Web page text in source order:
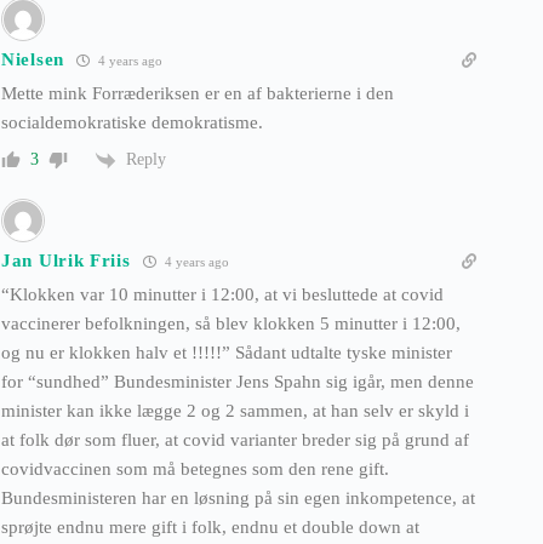
Nielsen 4 years ago
Mette mink Forræderiksen er en af bakterierne i den
socialdemokratiske demokratisme.
3 Reply
Jan Ulrik Friis 4 years ago
“Klokken var 10 minutter i 12:00, at vi besluttede at covid
vaccinerer befolkningen, så blev klokken 5 minutter i 12:00,
og nu er klokken halv et !!!!!” Sådant udtalte tyske minister
for “sundhed” Bundesminister Jens Spahn sig igår, men denne
minister kan ikke lægge 2 og 2 sammen, at han selv er skyld i
at folk dør som fluer, at covid varianter breder sig på grund af
covidvaccinen som må betegnes som den rene gift.
Bundesministeren har en løsning på sin egen inkompetence, at
sprøjte endnu mere gift i folk, endnu et double down at